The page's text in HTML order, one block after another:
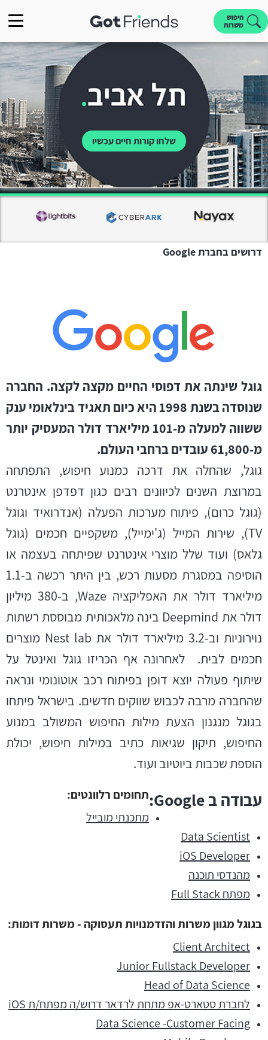
חיפוש
משרות
שלחו קורות חיים עכשיו
דרושים בחברת Google
גוגל שינתה את דפוסי החיים מקצה לקצה. החברה
שנוסדה בשנת 1998 היא כיום תאגיד בינלאומי ענק
ששווה למעלה מ-101 מיליארד דולר המעסיק יותר
מ-61,800 עובדים ברחבי העולם.
גוגל, שהחלה את דרכה כמנוע חיפוש, התפתחה
במרוצת השנים לכיוונים רבים כגון דפדפן אינטרנט
(גוגל כרום), פיתוח מערכות הפעלה (אנדרואיד וגוגל
TV), שירות המייל (ג'ימייל), משקפיים חכמים (גוגל
גלאס) ועוד שלל מוצרי אינטרנט שפיתחה בעצמה או
הוסיפה במסגרת מסעות רכש, בין היתר רכשה ב-1.1
מיליארד דולר את האפליקציה Waze, ב-380 מיליון
דולר את Deepmind בינה מלאכותית מבוססת רשתות
נוירוניות וב-3.2 מיליארד דולר את Nest lab מוצרים
חכמים לבית. לאחרונה אף הכריזו גוגל ואינטל על
שיתוף פעולה יוצא דופן בפיתוח רכב אוטונומי ונראה
שהחברה מרבה לכבוש שווקים חדשים. בישראל פיתחו
בגוגל מנגנון הצעת מילות החיפוש המשולב במנוע
החיפוש, תיקון שגיאות כתיב במילות חיפוש, יכולת
הוספת שכבות ביוטיוב ועוד.
עבודה ב Google:
תחומים רלוונטים:
מתכנתי מובייל
Data Scientist
iOS Developer
מהנדסי תוכנה
מפתח Full Stack
בגוגל מגוון משרות והזדמנויות תעסוקה - משרות דומות:
Client Architect
Junior Fullstack Developer
Head of Data Science
לחברת סטארט-אפ מתחת לרדאר דרוש/ה מפתח/ת iOS
Data Science -Customer Facing